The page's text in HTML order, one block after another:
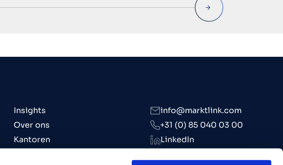
Insights
Over ons
Kantoren
info@marktlink.com
+31 (0) 85 040 03 00
LinkedIn